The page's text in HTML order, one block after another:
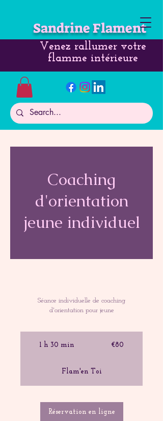
Sandrine Flament
Venez rallumer votre
flamme intérieure
Coaching
d'orientation
jeune individuel
Séance individuelle de coaching
d'orientation pour jeune
1 h 30 min
m
i
€80
Flam'en Toi
Réservation en ligne